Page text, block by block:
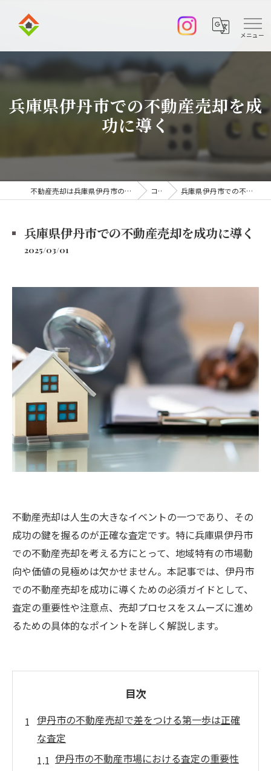
兵庫県伊丹市での不動産売却を成
功に導く
不動産売却は兵庫県伊丹市の株式会社アークエステート コラム 兵庫県伊丹市での不動産売却を成功に導く
兵庫県伊丹市での不動産売却を成功に導く
2025/03/01
不動産売却は人生の大きなイベントの一つであり、その
成功の鍵を握るのが正確な査定です。特に兵庫県伊丹市
での不動産売却を考える方にとって、地域特有の市場動
向や価値の見極めは欠かせません。本記事では、伊丹市
での不動産売却を成功に導くための必須ガイドとして、
査定の重要性や注意点、売却プロセスをスムーズに進め
るための具体的なポイントを詳しく解説します。
目次
伊丹市の不動産売却で差をつける第一歩は正確
な査定
伊丹市の不動産市場における査定の重要性